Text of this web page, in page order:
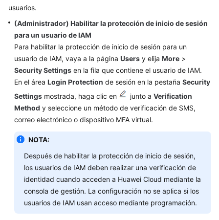
Preguntas
frecuentes
Referencia
de
Actualmente,
contenido
idioma
seleccionado.
Sugerimos
usuarios.
(Administrador) Habilitar la protección de inicio de sesión
para un usuario de IAM
Para habilitar la protección de inicio de sesión para un
usuario de IAM, vaya a la página Users y elija More >
Security Settings en la fila que contiene el usuario de IAM.
En el área Login Protection de sesión en la pestaña Security
Settings mostrada, haga clic en junto a Verification
Method y seleccione un método de verificación de SMS,
correo electrónico o dispositivo MFA virtual.
NOTA:
Después de habilitar la protección de inicio de sesión,
los usuarios de IAM deben realizar una verificación de
identidad cuando acceden a Huawei Cloud mediante la
consola de gestión. La configuración no se aplica si los
usuarios de IAM usan acceso mediante programación.